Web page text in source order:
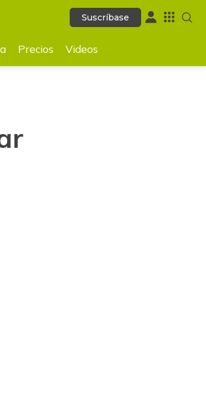
Suscríbase
Suscríbase
Precios Videos